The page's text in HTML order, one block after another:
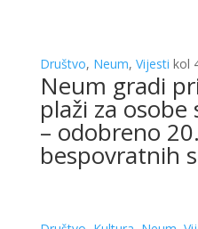
Društvo, Neum, Vijesti kol
Neum gradi
plaži za
– odobreno
bespovratnih